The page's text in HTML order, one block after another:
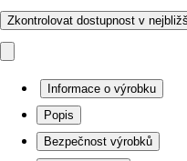
Zkontrolovat dostupnost v
Informace o výrobku
Popis
Bezpečnost výrobků